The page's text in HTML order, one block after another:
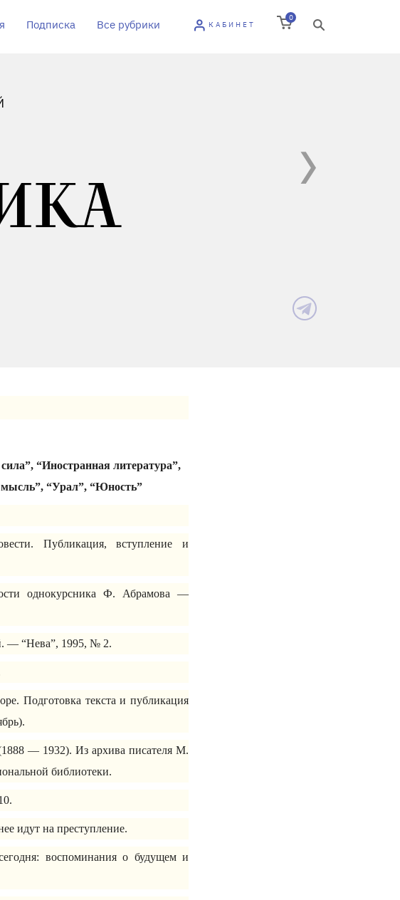
Подписка Все рубрики КАБИНЕТ
0
“Иностранная литература”,
мысль”, “Урал”, “Юность”
Публикация, вступление и
однокурсника Ф. Абрамова —
— “Нева”, 1995, № 2.
Подготовка текста и публикация
— 1932). Из архива писателя М.
библиотеки.
идут на преступление.
воспоминания о будущем и